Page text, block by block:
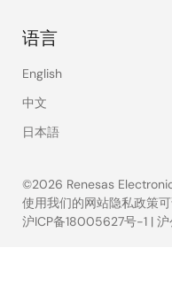
语言
English
中文
日本語
©2026 Renesas
Legal
使用我们的网站隐私政策
沪ICP备18005627号-1 |